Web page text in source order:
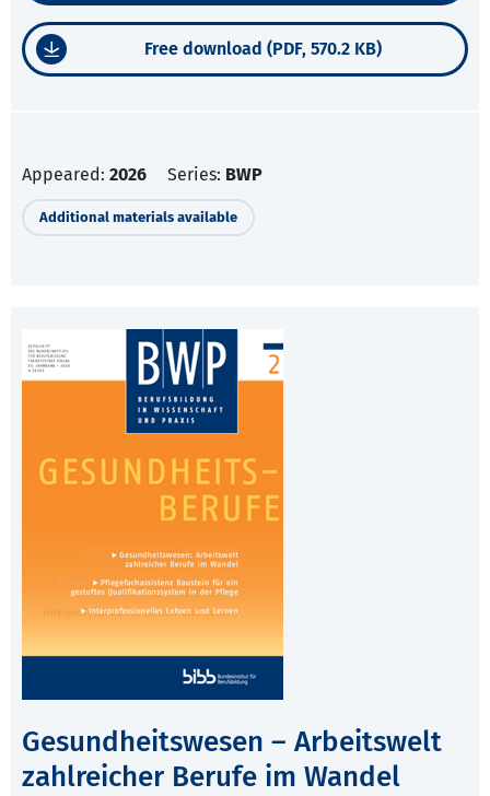
Free download (PDF, 570.2 KB)
Appeared: 2026 Series: BWP
Additional materials available
Gesundheitswesen – Arbeitswelt
zahlreicher Berufe im Wandel